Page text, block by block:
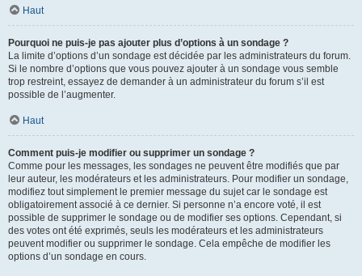
Haut
Pourquoi ne puis-je pas ajouter plus d’options à un sondage ?
La limite d’options d’un sondage est décidée par les administrateurs du forum.
Si le nombre d’options que vous pouvez ajouter à un sondage vous semble
trop restreint, essayez de demander à un administrateur du forum s’il est
possible de l’augmenter.
Haut
Comment puis-je modifier ou supprimer un sondage ?
Comme pour les messages, les sondages ne peuvent être modifiés que par
leur auteur, les modérateurs et les administrateurs. Pour modifier un sondage,
modifiez tout simplement le premier message du sujet car le sondage est
obligatoirement associé à ce dernier. Si personne n’a encore voté, il est
possible de supprimer le sondage ou de modifier ses options. Cependant, si
des votes ont été exprimés, seuls les modérateurs et les administrateurs
peuvent modifier ou supprimer le sondage. Cela empêche de modifier les
options d’un sondage en cours.